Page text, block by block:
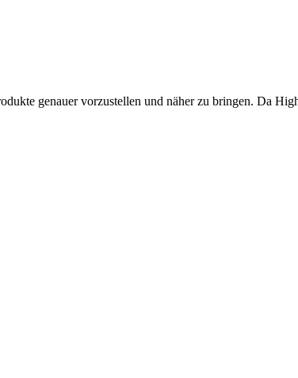
genauer vorzustellen und näher zu bringen. Da